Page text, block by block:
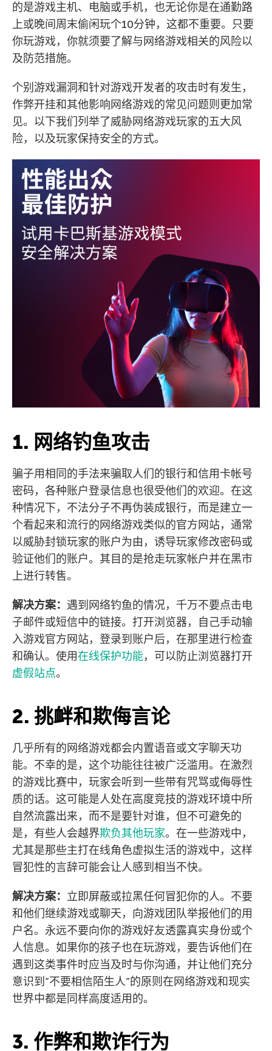
的是游戏主机、电脑或手机，也无论你是在通勤路
上或晚间周末偷闲玩个10分钟，这都不重要。只要
你玩游戏，你就须要了解与网络游戏相关的风险以
及防范措施。
个别游戏漏洞和针对游戏开发者的攻击时有发生，
作弊开挂和其他影响网络游戏的常见问题则更加常
见。以下我们列举了威胁网络游戏玩家的五大风
险，以及玩家保持安全的方式。
1. 网络钓鱼攻击
骗子用相同的手法来骗取人们的银行和信用卡帐号
密码，各种账户登录信息也很受他们的欢迎。在这
种情况下，不法分子不再伪装成银行，而是建立一
个看起来和流行的网络游戏类似的官方网站，通常
以威胁封锁玩家的账户为由，诱导玩家修改密码或
验证他们的账户。其目的是抢走玩家帐户并在黑市
上进行转售。
解决方案： 遇到网络钓鱼的情况，千万不要点击电
子邮件或短信中的链接。打开浏览器，自己手动输
入游戏官方网站，登录到账户后，在那里进行检查
和确认。使用在线保护功能，可以防止浏览器打开
虚假站点。
2. 挑衅和欺侮言论
几乎所有的网络游戏都会内置语音或文字聊天功
能。不幸的是，这个功能往往被广泛滥用。在激烈
的游戏比赛中，玩家会听到一些带有咒骂或侮辱性
质的话。这可能是人处在高度竞技的游戏环境中所
自然流露出来，而不是要针对谁，但不可避免的
是，有些人会越界欺负其他玩家。在一些游戏中，
尤其是那些主打在线角色虚拟生活的游戏中，这样
冒犯性的言辞可能会让人感到相当不快。
解决方案： 立即屏蔽或拉黑任何冒犯你的人。不要
和他们继续游戏或聊天，向游戏团队举报他们的用
户名。永远不要向你的游戏好友透露真实身份或个
人信息。如果你的孩子也在玩游戏，要告诉他们在
遇到这类事件时应当及时与你沟通，并让他们充分
意识到”不要相信陌生人”的原则在网络游戏和现实
世界中都是同样高度适用的。
3. 作弊和欺诈行为